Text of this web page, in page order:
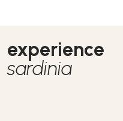
experience
sardinia